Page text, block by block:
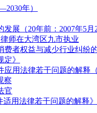
年）
展（20年前：2007年5月
师在大湾区九市执业
费者权益与减少行业纠纷
》
用法律若干问题的解释
察
官
用法律若干问题的解释》